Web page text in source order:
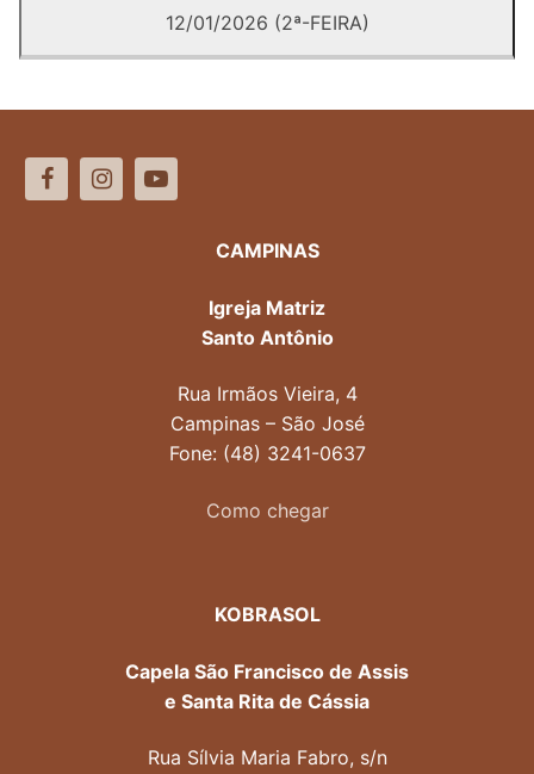
12/01/2026 (2ª-FEIRA)
CAMPINAS
Igreja Matriz
Santo Antônio
Rua Irmãos Vieira, 4
Campinas – São José
Fone: (48) 3241-0637
Como chegar
KOBRASOL
Capela São Francisco de Assis
e Santa Rita de Cássia
Rua Sílvia Maria Fabro, s/n